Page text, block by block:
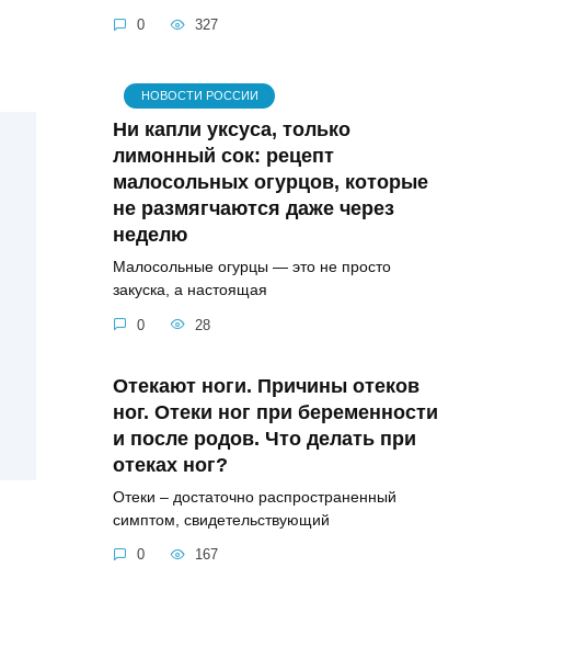
0 327
НОВОСТИ РОССИИ
Ни капли уксуса, только
лимонный сок: рецепт
малосольных огурцов, которые
не размягчаются даже через
неделю
Малосольные огурцы — это не просто
закуска, а настоящая
0 28
Отекают ноги. Причины отеков
ног. Отеки ног при беременности
и после родов. Что делать при
отеках ног?
Отеки – достаточно распространенный
симптом, свидетельствующий
0 167